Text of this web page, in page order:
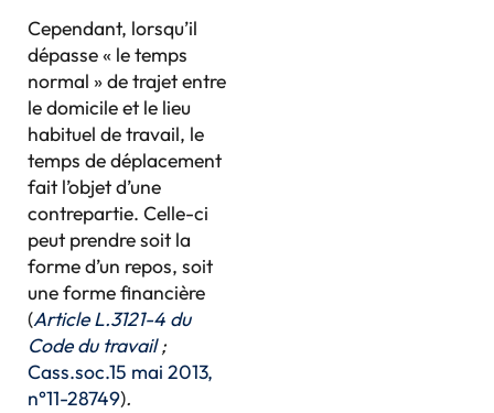
Cependant, lorsqu’il
dépasse « le temps
normal » de trajet entre
le domicile et le lieu
habituel de travail, le
temps de déplacement
fait l’objet d’une
contrepartie. Celle-ci
peut prendre soit la
forme d’un repos, soit
une forme financière
(Article L.3121-4 du
Code du travail;
Cass.soc.15 mai 2013,
n°11-28749).